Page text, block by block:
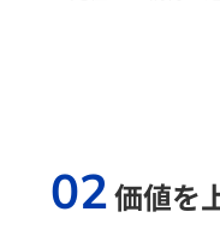
02価値を